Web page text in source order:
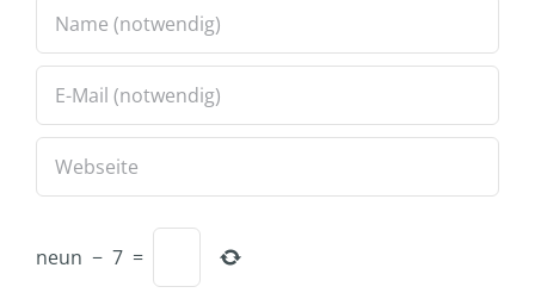
neun − 7 =